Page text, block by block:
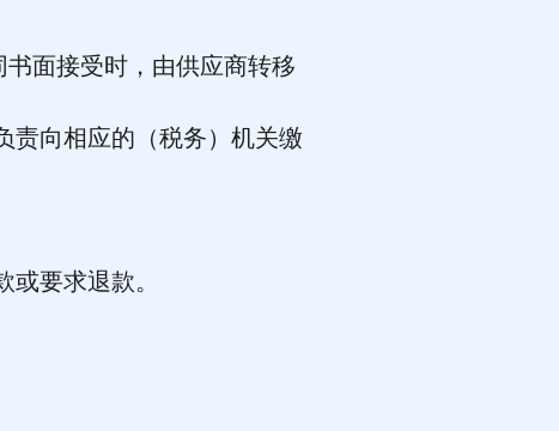
面接受时，由供应商转移
责向相应的（税务）机关缴
要求退款。